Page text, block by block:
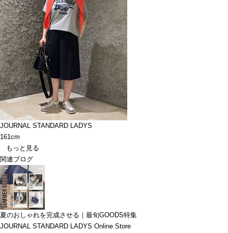
JOURNAL STANDARD LADYS
161cm
もっと見る
関連ブログ
夏のおしゃれを完成させる｜最旬GOODS特集
JOURNAL STANDARD LADYS Online Store